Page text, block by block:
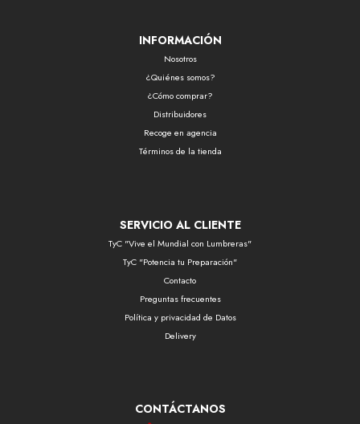
INFORMACIÓN
Nosotros
¿Quiénes somos?
¿Cómo comprar?
Distribuidores
Recoge en agencia
Términos de la tienda
SERVICIO AL CLIENTE
TyC "Vive el Mundial con Lumbreras"
TyC "Potencia tu Preparación"
Contacto
Preguntas frecuentes
Política y privacidad de Datos
Delivery
CONTÁCTANOS